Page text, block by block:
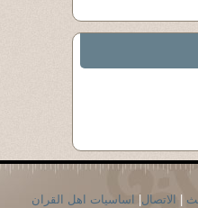
الاتصال اساسيات اهل القران